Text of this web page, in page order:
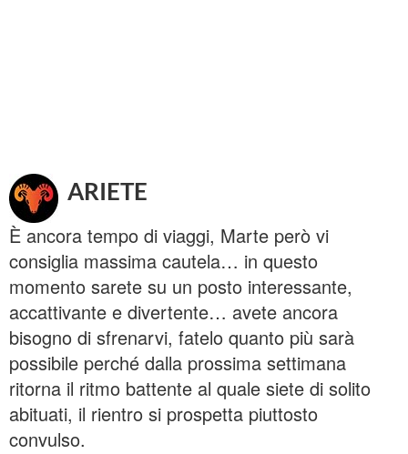
ARIETE
È ancora tempo di viaggi, Marte però vi
consiglia massima cautela… in questo
momento sarete su un posto interessante,
accattivante e divertente… avete ancora
bisogno di sfrenarvi, fatelo quanto più sarà
possibile perché dalla prossima settimana
ritorna il ritmo battente al quale siete di solito
abituati, il rientro si prospetta piuttosto
convulso.